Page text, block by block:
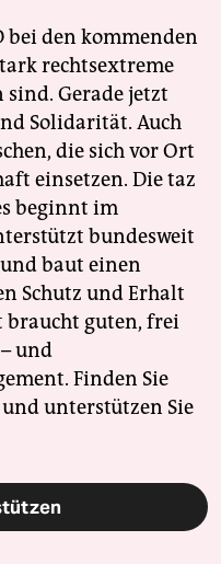
bei den kommenden
rechtsextreme
Gerade jetzt
Solidarität. Auch
die sich vor Ort
einsetzen. Die taz
beginnt im
bundesweit
baut einen
Schutz und Erhalt
braucht guten, frei
und
Finden Sie
unterstützen Sie